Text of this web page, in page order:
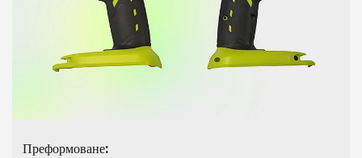
Преформоване: